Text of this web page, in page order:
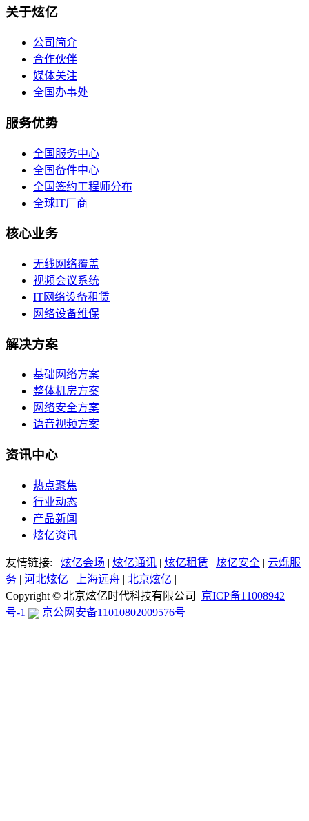
关于炫亿
公司简介
合作伙伴
媒体关注
全国办事处
服务优势
全国服务中心
全国备件中心
全国签约工程师分布
全球IT厂商
核心业务
无线网络覆盖
视频会议系统
IT网络设备租赁
网络设备维保
解决方案
基础网络方案
整体机房方案
网络安全方案
语音视频方案
资讯中心
热点聚焦
行业动态
产品新闻
炫亿资讯
友情链接: 炫亿会场 | 炫亿通讯 | 炫亿租赁 | 炫亿安全 | 云烁服
务 | 河北炫亿 | 上海远舟 | 北京炫亿 |
Copyright © 北京炫亿时代科技有限公司
京ICP备11008942
号-1
京公网安备11010802009576号